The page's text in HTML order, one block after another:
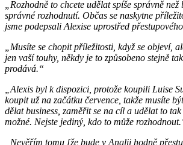
„Rozhodně to chcete udělat spíše správně
správné rozhodnutí. Občas se naskytne
jsme podepsali Alexise uprostřed
„Musíte se chopit příležitosti, když se objeví,
jen vaší touhy, někdy je to způsobeno stejně
prodává.“
„Alexis byl k dispozici, protože koupili Luise
koupit už na začátku července, takže musíte
dělat business, zaměřit se na cíl a udělat to
možné. Nejste jediný, kdo to může
„Nevěřím tomu [že bude v Anglii hodně